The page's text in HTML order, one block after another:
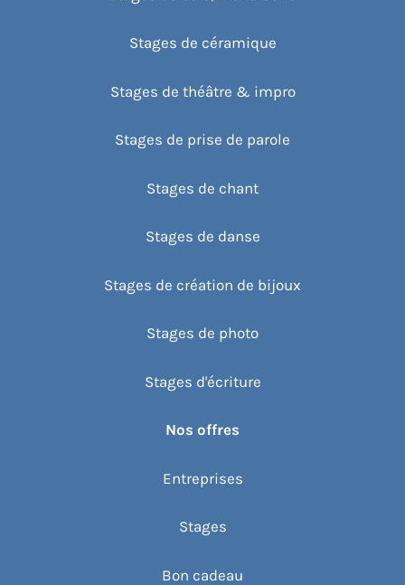
Stages de céramique
Stages de théâtre & impro
Stages de prise de parole
Stages de chant
Stages de danse
Stages de création de bijoux
Stages de photo
Stages d'écriture
Nos offres
Entreprises
Stages
Bon cadeau